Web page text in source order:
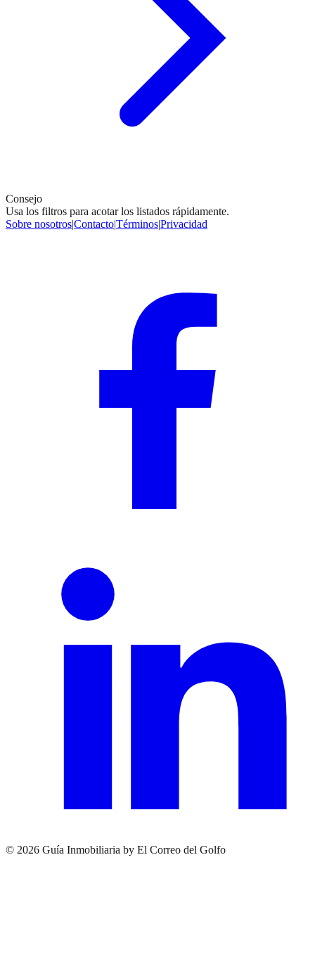
Consejo
Usa los filtros para acotar los listados rápidamente.
Sobre nosotros|Contacto|Términos|Privacidad
© 2026 Guía Inmobiliaria by El Correo del Golfo